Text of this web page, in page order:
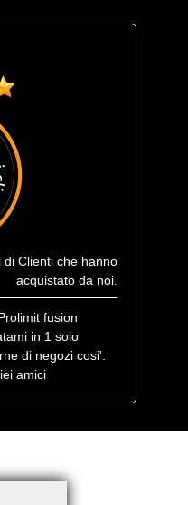
di Clienti che hanno
acquistato da noi.
fusion
in 1 solo
di negozi cosi'.
amici